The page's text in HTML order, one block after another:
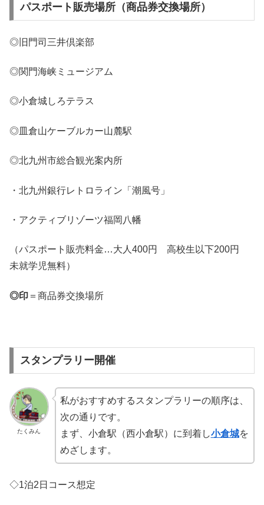
パスポート販売場所（商品券交換場所）
◎旧門司三井倶楽部
◎関門海峡ミュージアム
◎小倉城しろテラス
◎皿倉山ケーブルカー山麓駅
◎北九州市総合観光案内所
・北九州銀行レトロライン「潮風号」
・アクティブリゾーツ福岡八幡
（パスポート販売料金…大人400円 高校生以下200円
未就学児無料）
◎印 ＝商品券交換場所
スタンプラリー開催
たくみん
私がおすすめするスタンプラリーの順序は、
次の通りです。
まず、小倉駅（西小倉駅）に到着し小倉城を
めざします。
◇1泊2日コース想定